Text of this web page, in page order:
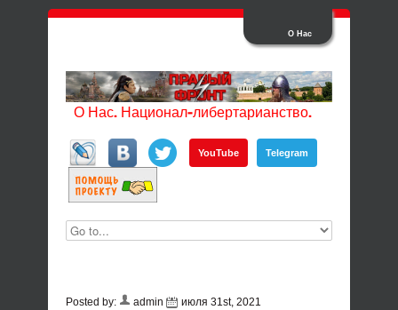
О Нас
О Нас. Национал-либертарианство.
YouTube Telegram
Posted by: admin июля 31st, 2021